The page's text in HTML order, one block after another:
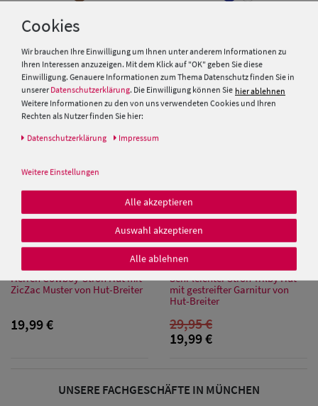
Kinder Strohhut Trilby mit
blau-weisser Kordel von Hut-
19,99 €
25,00 €
19,99 €
Herren Cowboy-Stroh Hut mit
ZicZac Muster von Hut-Breiter
19,99 €
Sehr leichter Stroh Trilby Hut
mit gestreifter Garnitur von
Hut-Breiter
29,95 €
19,99 €
UNSERE FACHGESCHÄFTE IN MÜNCHEN
Cookies
Wir brauchen Ihre Einwilligung um Ihnen unter anderem Informationen zu
Ihren Interessen anzuzeigen. Mit dem Klick auf "OK" geben Sie diese
Einwilligung. Genauere Informationen zum Thema Datenschutz finden Sie in
unsererDatenschutzerklärung. Die Einwilligung können Sie hier ablehnen
Weitere Informationen zu den von uns verwendeten Cookies und Ihren
Rechten als Nutzer finden Sie hier:
Daten­schutz­erklärung Impressum
Weitere Einstellungen
Alle akzeptieren
Auswahl akzeptieren
Alle ablehnen